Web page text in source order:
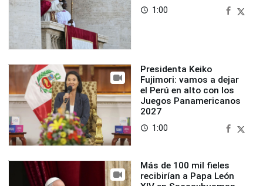
access_time 1:00
Presidenta Keiko
Fujimori: vamos a dejar
el Perú en alto con los
Juegos Panamericanos
2027
access_time 1:00
Más de 100 mil fieles
recibirían a Papa León